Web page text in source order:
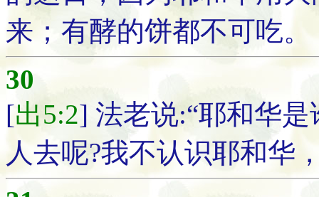
来；有酵的饼都不可吃。
30
[出5:2] 法老说:“耶和华
人去呢?我不认识耶和华